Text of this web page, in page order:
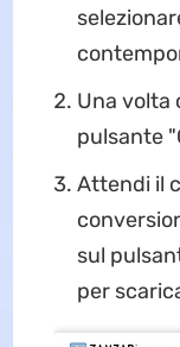
Una volta
pulsante
Attendi il
sul
per